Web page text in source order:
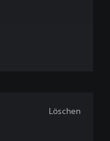
Löschen